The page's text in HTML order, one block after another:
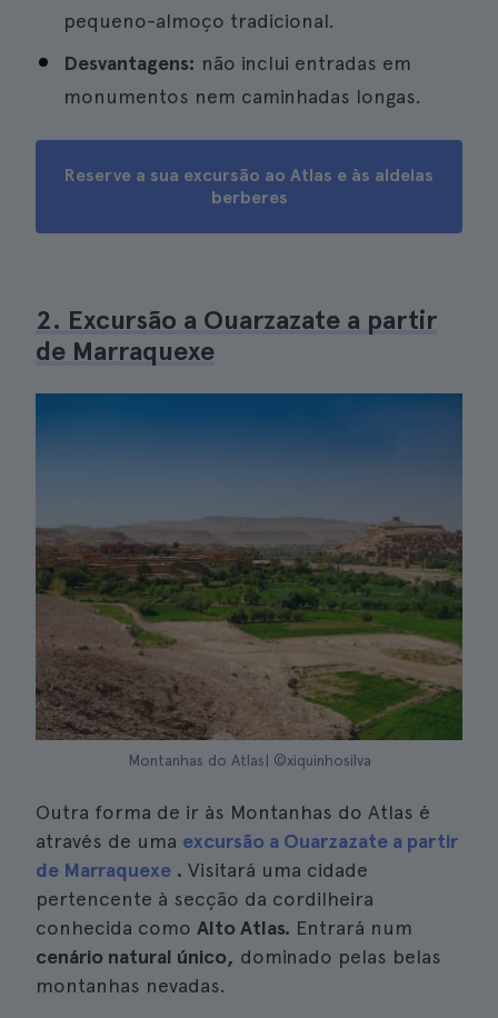
pequeno-almoço tradicional.
Desvantagens: não inclui entradas em
monumentos nem caminhadas longas.
Reserve a sua excursão ao Atlas e às aldeias
berberes
2. Excursão a Ouarzazate a partir
de Marraquexe
Montanhas do Atlas| ©xiquinhosilva
Outra forma de ir às Montanhas do Atlas é
através de uma excursão a Ouarzazate a partir
de Marraquexe . Visitará uma cidade
pertencente à secção da cordilheira
conhecida como Alto Atlas. Entrará num
cenário natural único, dominado pelas belas
montanhas nevadas.